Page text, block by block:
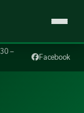
–
Facebook